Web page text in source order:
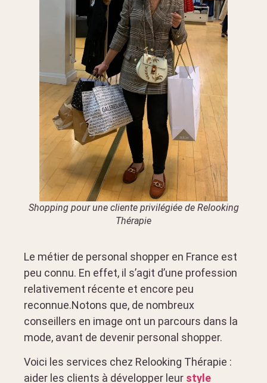
Shopping pour une cliente privilégiée de Relooking
Thérapie
Le métier de personal shopper en France est
peu connu. En effet, il s’agit d’une profession
relativement récente et encore peu
reconnue.Notons que, de nombreux
conseillers en image ont un parcours dans la
mode, avant de devenir personal shopper.
Voici les services chez Relooking Thérapie :
aider les clients à développer leur style